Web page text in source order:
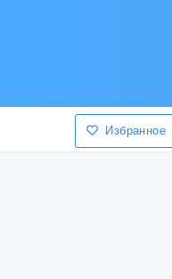
Избранное